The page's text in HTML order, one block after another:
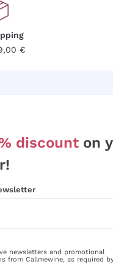
€
discount on
newsletters and promotional
from Callmewine, as required